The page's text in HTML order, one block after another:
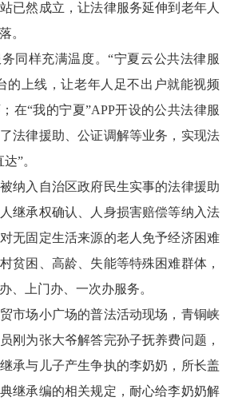
已然成立，让法律服务延伸到老年人
。
样充满温度。“宁夏云公共法律服
的上线，让老年人足不出户就能视频
在“我的宁夏”APP开设的公共法律服
法律援助、公证调解等业务，实现法
”。
入自治区政府民生实事的法律援助
继承权确认、人身损害赔偿等纳入法
无固定生活来源的老人免予经济困难
贫困、高龄、失能等特殊困难群体，
、上门办、一次办服务。
场小广场的普法活动现场，青铜峡
刚为张大爷解答完孙子抚养费问题，
承与儿子产生争执的李奶奶，所长盖
继承编的相关规定，耐心给李奶奶解